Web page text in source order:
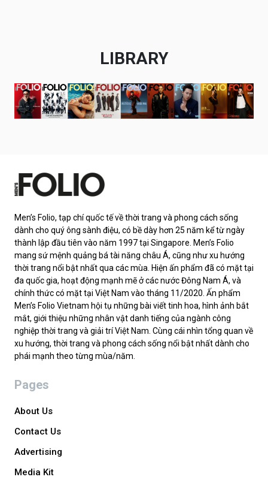
LIBRARY
Men’s Folio, tạp chí quốc tế về thời trang và phong cách sống
dành cho quý ông sành điệu, có bề dày hơn 25 năm kể từ ngày
thành lập đầu tiên vào năm 1997 tại Singapore. Men’s Folio
mang sứ mệnh quảng bá tài năng châu Á, cũng như xu hướng
thời trang nổi bật nhất qua các mùa. Hiện ấn phẩm đã có mặt tại
đa quốc gia, hoạt động mạnh mẽ ở các nước Đông Nam Á, và
chính thức có mặt tại Việt Nam vào tháng 11/2020. Ấn phẩm
Men’s Folio Vietnam hội tụ những bài viết tinh hoa, hình ảnh bắt
mắt, giới thiệu những nhân vật danh tiếng của ngành công
nghiệp thời trang và giải trí Việt Nam. Cùng cái nhìn tổng quan về
xu hướng, thời trang và phong cách sống nổi bật nhất dành cho
phái mạnh theo từng mùa/năm.
Pages
About Us
Contact Us
Advertising
Media Kit